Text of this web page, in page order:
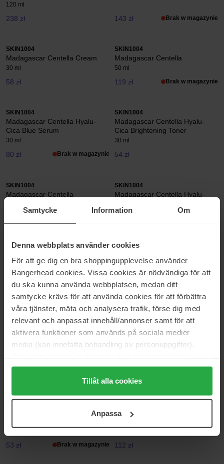
Samtycke Information Om
Denna webbplats använder cookies
För att ge dig en bra shoppingupplevelse använder
Bangerhead cookies. Vissa cookies är nödvändiga för att
du ska kunna använda webbplatsen, medan ditt
samtycke krävs för att använda cookies för att förbättra
våra tjänster, mäta och analysera trafik, förse dig med
relevant och anpassat innehåll/annonser samt för att
aktivera funktioner som används på sociala medier
media (kan innefatta behandling av personuppgifter).
Genom att trycka på "Tillåt alla cookies" accepterar du
alla cookies, medan du under "Detaljer" kan anpassa
användningen av cookies. Du kan när som helst återkalla
samt vår Integritetspolicy.
Tillåt alla cookies
Anpassa
120 ml
238 zł 143 zł Brak w magazynie
SKIN1004
Madagascar Centella Cream
30 ml
58 zł
SKIN1004
Madagascar Centella
50 ml
119 zł Brak w magazynie
SKIN1004
Madagascar Centella Hyalu-
Cica Blue Serum
30 ml
80 zł Brak w magazynie
SKIN1004
Madagascar Centella Hyalu-
Cica Brightening Toner
30 ml
54 zł
SKIN1004
Madagascar Centella
Brak w magazynie
SKIN1004
Madagascar Centella Hyalu-
100 ml
Brak w magazynie
SKIN1004
Madagascar Centella Hyalu-
Cica Hydrating Mask
5 pcs
57 zł Brak w magazynie
SKIN1004
Madagascar Centella
75 ml
131 zł Brak w magazynie
SKIN1004
Cica Silky-fit Sun Stick
SKIN1004
Madagascar Centella
100 ml
Madagascar Centella Hyalu-
53 zł Brak w magazynie
Madagascar Centella
112 zł